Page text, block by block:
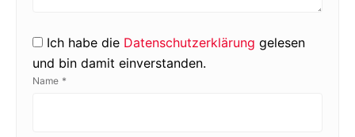
Ich habe die Datenschutzerklärung gelesen
und bin damit einverstanden.
Name *